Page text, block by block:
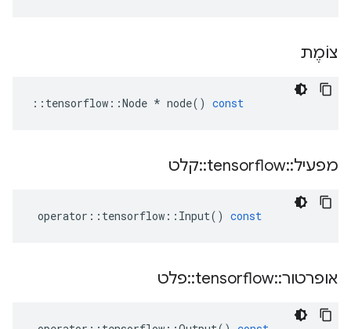
צוֹמֶת
:: tensorflow ::Node * node() const
מפעיל::
tensorflow
::קלט
operator :: tensorflow :: Input() const
אופרטור::
tensorflow
::פלט